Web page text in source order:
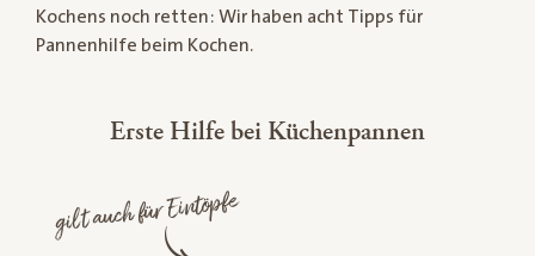
Kochens noch retten: Wir haben acht Tipps für
Pannenhilfe beim Kochen.
Erste Hilfe bei Küchenpannen
gilt auch für Eintöpfe